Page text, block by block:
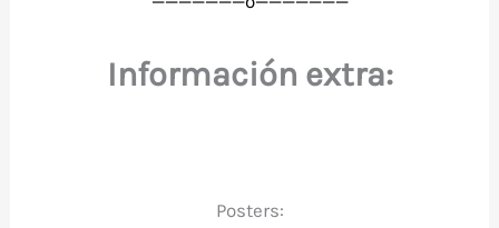
Información extra:
Posters: